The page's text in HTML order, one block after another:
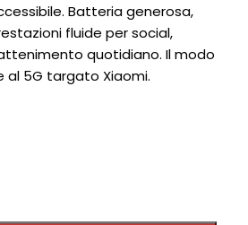
Batteria generosa,
fluide per social,
quotidiano. Il modo
al 5G targato Xiaomi.